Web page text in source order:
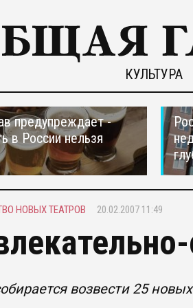
КУЛЬТУРА
предупреждает -
в России нельзя
НОВЫХ ТЕАТРОВ 20.02.2007 11:49
возвести 25